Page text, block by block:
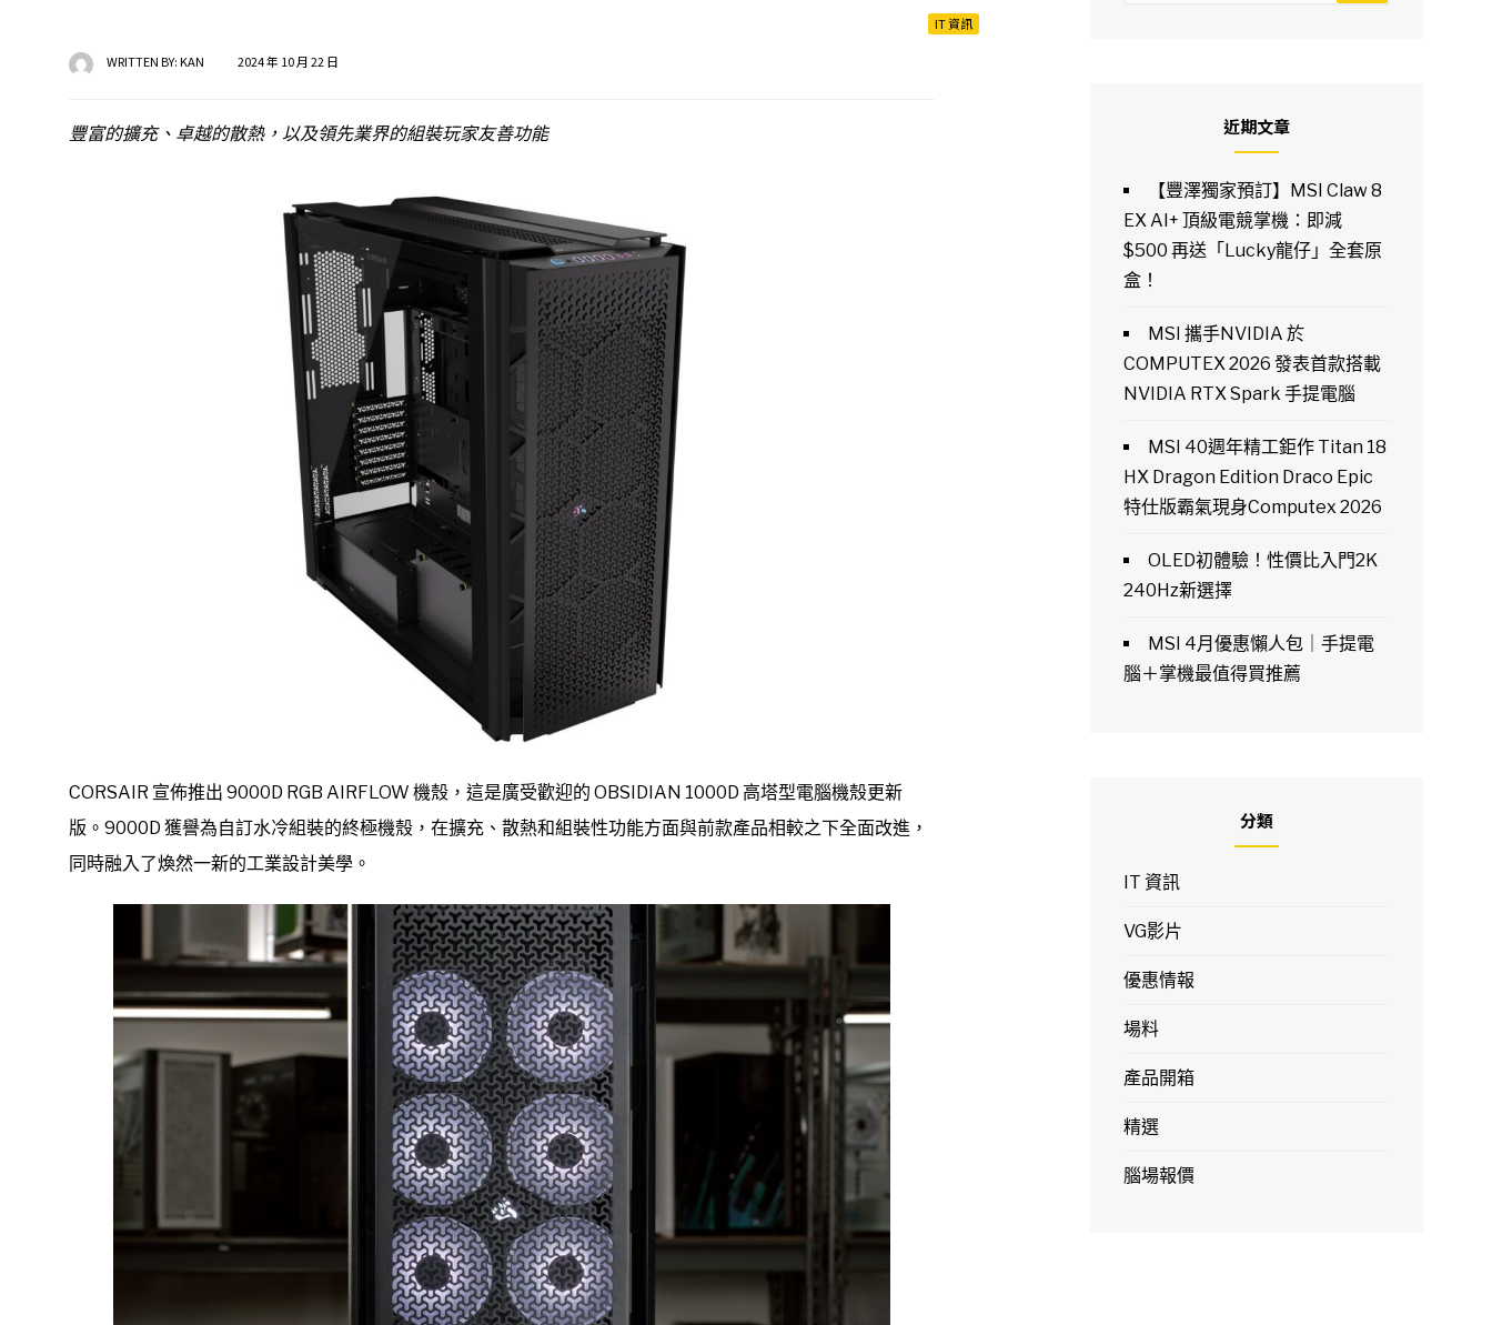
IT 資訊
WRITTEN BY:KAN 2024 年 10 月 22 日
豐富的擴充、卓越的散熱，以及領先業界的組裝玩家友善功能
CORSAIR 宣佈推出 9000D RGB AIRFLOW 機殼，這是廣受歡迎的 OBSIDIAN 1000D 高塔型電腦機殼更新
版。9000D 獲譽為自訂水冷組裝的終極機殼，在擴充、散熱和組裝性功能方面與前款產品相較之下全面改進，
同時融入了煥然一新的工業設計美學。
近期文章
【豐澤獨家預訂】MSI Claw 8
EX AI+ 頂級電競掌機：即減
$500 再送「Lucky龍仔」全套原
盒！
MSI 攜手NVIDIA 於
COMPUTEX 2026 發表首款搭載
NVIDIA RTX Spark 手提電腦
MSI 40週年精工鉅作 Titan 18
HX Dragon Edition Draco Epic
特仕版霸氣現身Computex 2026
OLED初體驗！性價比入門2K
240Hz新選擇
MSI 4月優惠懶人包｜手提電
腦＋掌機最值得買推薦
分類
IT 資訊
VG影片
優惠情報
場料
產品開箱
精選
腦場報價